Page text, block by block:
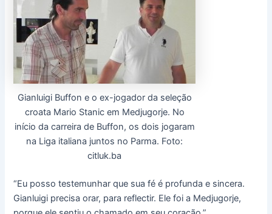
Gianluigi Buffon e o ex-jogador da seleção
croata Mario Stanic em Medjugorje. No
início da carreira de Buffon, os dois jogaram
na Liga italiana juntos no Parma. Foto:
citluk.ba
“Eu posso testemunhar que sua fé é profunda e sincera.
Gianluigi precisa orar, para reflectir. Ele foi a Medjugorje,